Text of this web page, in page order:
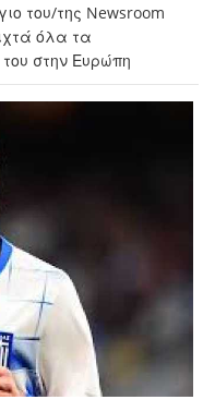
του/της Newsroom
όλα τα
στην Ευρώπη